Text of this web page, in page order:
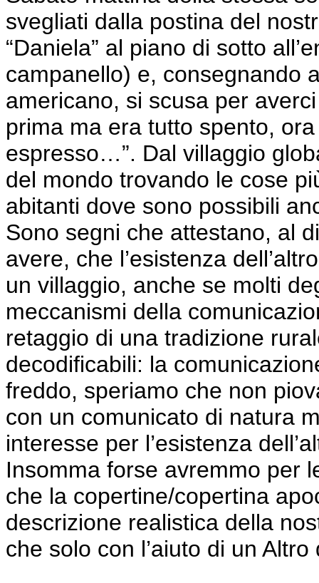
svegliati dalla postina del
“Daniela” al piano di sotto
campanello) e, consegnando
americano, si scusa per
prima ma era tutto spento,
espresso…”. Dal villaggio
del mondo trovando le cose
abitanti dove sono possibili
Sono segni che attestano, al
avere, che l’esistenza
un villaggio, anche se molti
meccanismi della
retaggio di una tradizione
decodificabili: la
freddo, speriamo che non
con un comunicato di natura
interesse per l’esistenza
Insomma forse avremmo per
che la copertine/copertina
descrizione realistica della
che solo con l’aiuto di un